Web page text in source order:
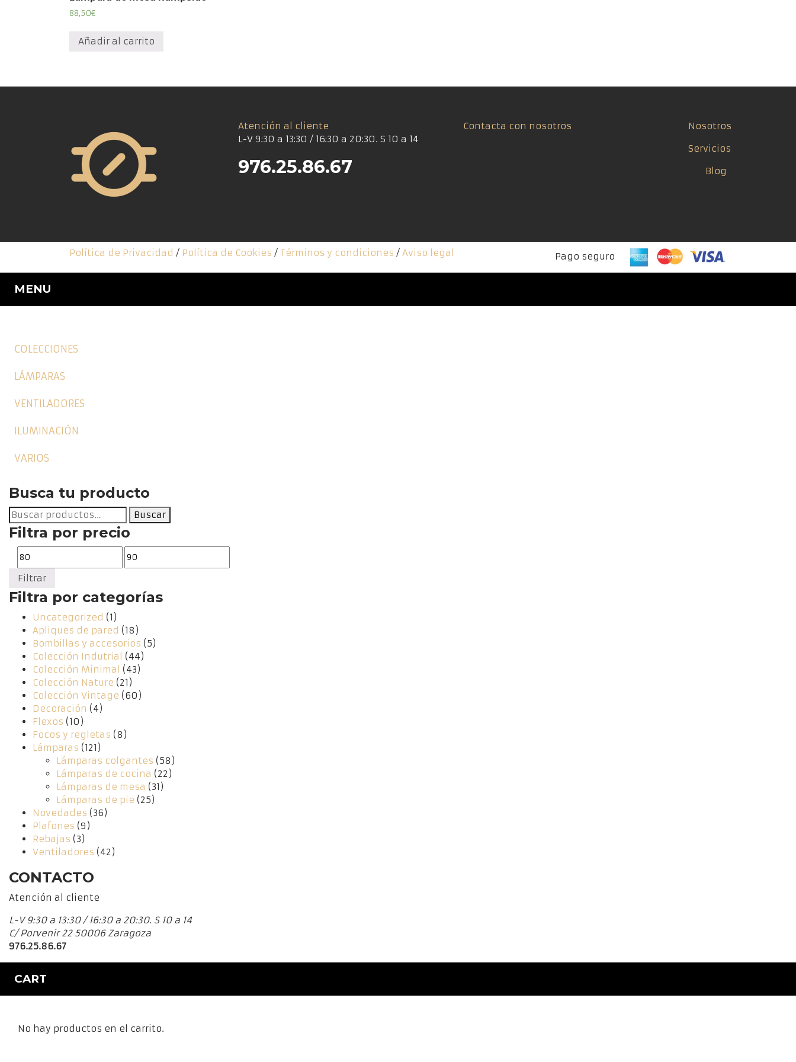
88,50€
Añadir al carrito
Atención al cliente
L-V 9:30 a 13:30 / 16:30 a 20:30. S 10 a 14
976.25.86.67
Contacta con nosotros
Nosotros
Servicios
Blog
Política de Privacidad / Política de Cookies / Términos y condiciones / Aviso legal Pago seguro
MENU
COLECCIONES
LÁMPARAS
VENTILADORES
ILUMINACIÓN
VARIOS
Busca tu producto
Buscar
por:
Buscar
Filtra por precio
Precio
mínimo
Precio
Filtrar
Filtra por categorías
Uncategorized (1)
Apliques de pared (18)
Bombillas y accesorios (5)
Colección Indutrial
(44)
Colección Minimal
(43)
Colección Nature (21)
Colección Vintage (60)
Decoración (4)
Flexos (10)
Focos y regletas (8)
Lámparas (121)
Lámparas colgantes (58)
Lámparas de cocina (22)
Lámparas de mesa (31)
Lámparas de pie (25)
Novedades (36)
Plafones (9)
Rebajas (3)
Ventiladores (42)
CONTACTO
Atención al cliente
L-V 9:30 a 13:30 / 16:30 a 20:30. S 10 a 14
C/ Porvenir 22 50006 Zaragoza
976.25.86.67
CART
No hay productos en el carrito.